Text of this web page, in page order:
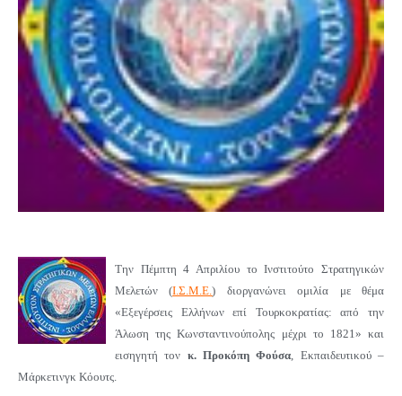
Την Πέμπτη 4 Απριλίου το Ινστιτούτο Στρατηγικών
Μελετών (Ι.Σ.Μ.Ε.) διοργανώνει ομιλία με θέμα
«Εξεγέρσεις Ελλήνων επί Τουρκοκρατίας: από την
Άλωση της Κωνσταντινούπολης μέχρι το 1821» και
εισηγητή τον κ. Προκόπη Φούσα, Εκπαιδευτικού –
Μάρκετινγκ Κόουτς.